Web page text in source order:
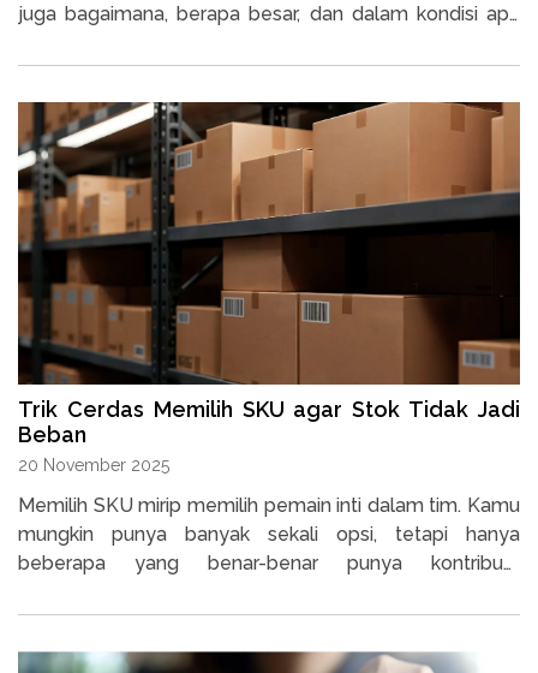
juga bagaimana, berapa besar, dan dalam kondisi apa
Trik Cerdas Memilih SKU agar Stok Tidak Jadi
Beban
20 November 2025
Memilih SKU mirip memilih pemain inti dalam tim. Kamu
mungkin punya banyak sekali opsi, tetapi hanya
beberapa yang benar-benar punya kontribusi.